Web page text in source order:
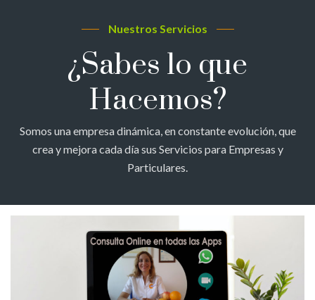
Nuestros Servicios
¿Sabes lo que
Hacemos?
Somos una empresa dinámica, en constante evolución, que
crea y mejora cada día sus Servicios para Empresas y
Particulares.